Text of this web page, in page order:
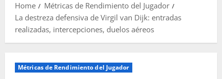
Home
Métricas de Rendimiento del Jugador
La destreza defensiva de Virgil van Dijk: entradas
realizadas, intercepciones, duelos aéreos
Métricas de Rendimiento del Jugador